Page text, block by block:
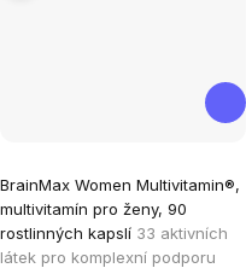
BrainMax Women Multivitamin®,
multivitamín pro ženy, 90
rostlinných kapslí 33 aktivních
látek pro komplexní podporu
hodnocení
produktu
je